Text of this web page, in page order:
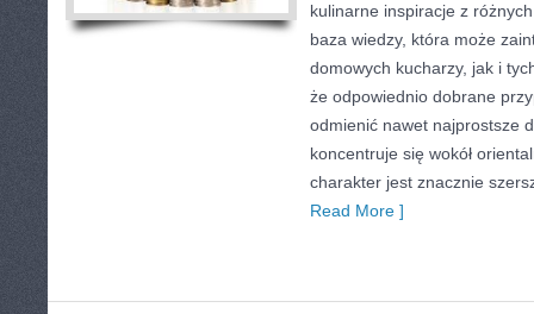
kulinarne inspiracje z
baza wiedzy, która może
domowych kucharzy, jak i
że odpowiednio dobrane
odmienić nawet najprostsze
koncentruje się wokół
charakter jest znacznie
Read More ]